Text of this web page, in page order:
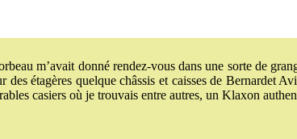
m’avait donné rendez-vous dans une sorte de
étagères quelque châssis et caisses de Bernardet
casiers où je trouvais entre autres, un Klaxon